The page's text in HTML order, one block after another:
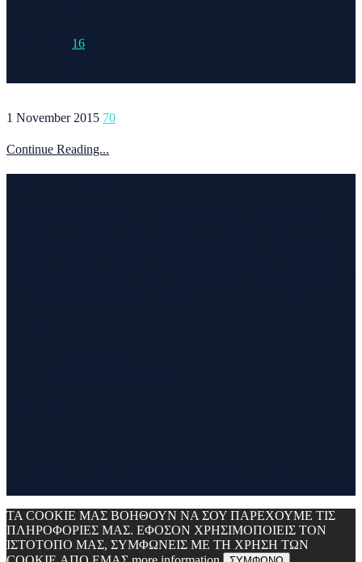
16
1 November 2015 70
Continue Reading...
ΤΑ COOKIE ΜΑΣ ΒΟΗΘΟΥΝ ΝΑ ΣΟΥ ΠΑΡΕΧΟΥΜΕ ΤΙΣ
ΠΛΗΡΟΦΟΡΙΕΣ ΜΑΣ. ΕΦΟΣΟΝ ΧΡΗΣΙΜΟΠΟΙΕΙΣ ΤΟΝ
ΙΣΤΟΤΟΠΟ ΜΑΣ, ΣΥΜΦΩΝΕΙΣ ΜΕ ΤΗ ΧΡΗΣΗ ΤΩΝ